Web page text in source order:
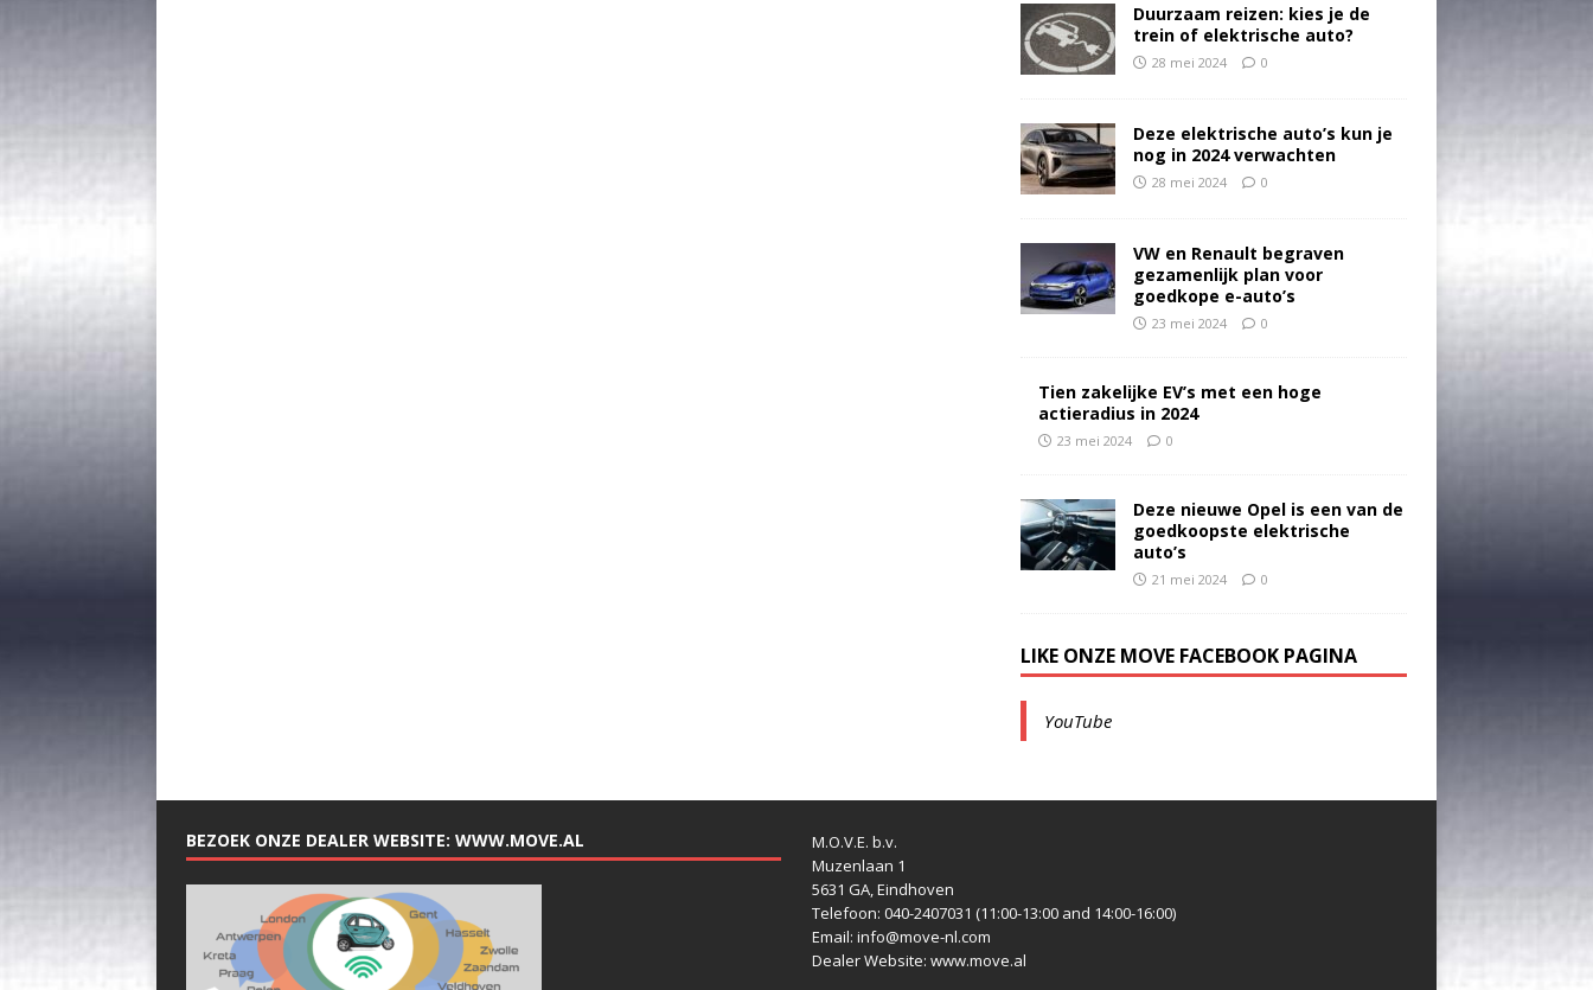
Duurzaam reizen: kies je de
trein of elektrische auto?
28 mei 2024 0
Deze elektrische auto’s kun je
nog in 2024 verwachten
28 mei 2024 0
VW en Renault begraven
gezamenlijk plan voor
goedkope e-auto’s
23 mei 2024 0
Tien zakelijke EV’s met een hoge
actieradius in 2024
23 mei 2024 0
Deze nieuwe Opel is een van de
goedkoopste elektrische
auto’s
21 mei 2024 0
LIKE ONZE MOVE FACEBOOK PAGINA
YouTube
BEZOEK ONZE DEALER WEBSITE: WWW.MOVE.AL
M.O.V.E. b.v.
Muzenlaan 1
5631 GA, Eindhoven
Telefoon: 040-2407031 (11:00-13:00 and 14:00-16:00)
Email: info@move-nl.com
Dealer Website: www.move.al